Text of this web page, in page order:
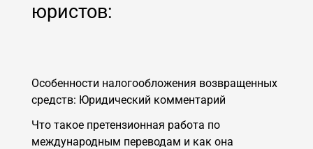
юристов:
Особенности налогообложения возвращенных
средств: Юридический комментарий
Что такое претензионная работа по
международным переводам и как она